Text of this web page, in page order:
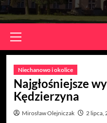
Menu
Niechanowo i okolice
Najgłośniejsze
Kędzierzyna
Mirosław Olejniczak 2 lipca,